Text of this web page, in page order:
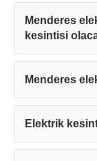
Menderes
kesintisi
Menderes
Elektrik